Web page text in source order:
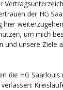
der HG
hier
um mich
und unsere Ziele
die HG Saarlouis